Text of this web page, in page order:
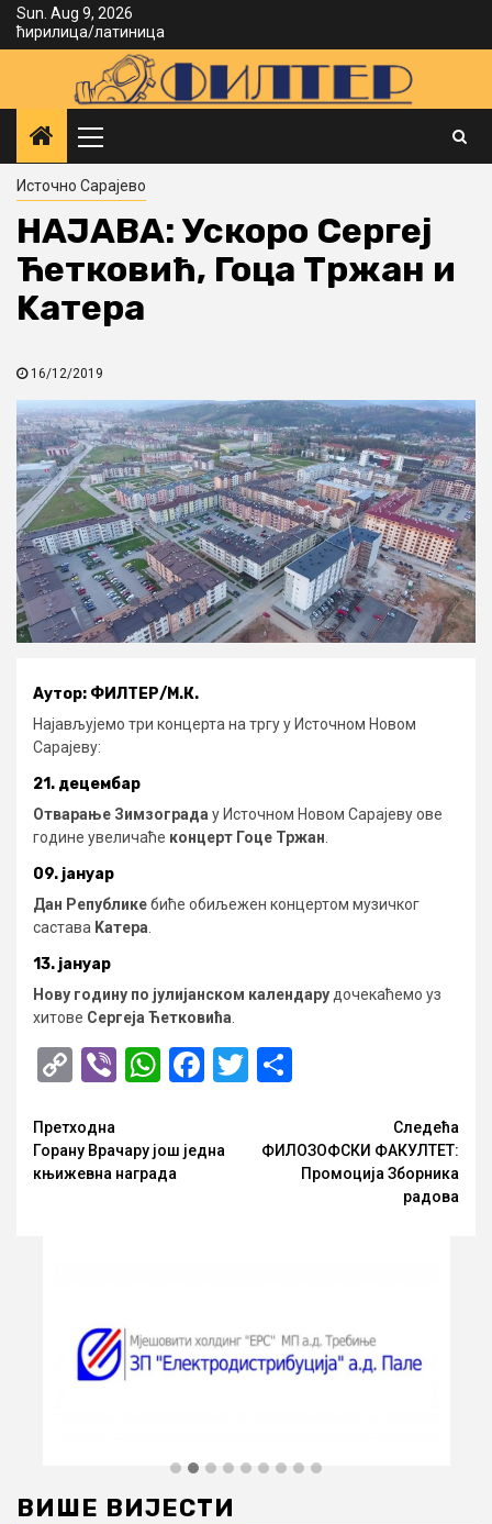
SkipSun. Aug 9, 2026
ћирилица/латиница
Menu
Источно Сарајево
НАЈАВА: Ускоро Сергеј
Ћетковић, Гоца Тржан и
Kатера
16/12/2019
Аутор: ФИЛТЕР/М.К.
Најављујемо три концерта на тргу у Источном Новом
Сарајеву:
21. децембар
Отварање Зимзограда у Источном Новом Сарајеву ове
године увеличаће концерт Гоце Тржан
09. јануар
Дан Републикебиће обиљежен концертом музичког
састава Kатера
13. јануар
Нову годину по јулијанском календару дочекаћемо уз
хитове Сергеја Ћетковића
CopyViberWhatsApp
Facebook
Twitter
Опширније
Претходна
Горану Врачару још једна
књижевна награда
Следећа
ФИЛОЗОФСКИ ФАКУЛТЕТ:
Промоција Зборника
радова
ВИШЕ ВИЈЕСТИ